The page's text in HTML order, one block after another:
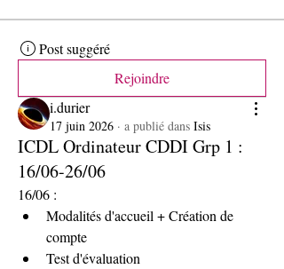
Post suggéré
Rejoindre
i.durier
17 juin 2026 · a publié dans Isis
ICDL Ordinateur CDDI Grp 1 :
16/06-26/06
16/06 :
Modalités d'accueil + Création de
compte
Test d'évaluation